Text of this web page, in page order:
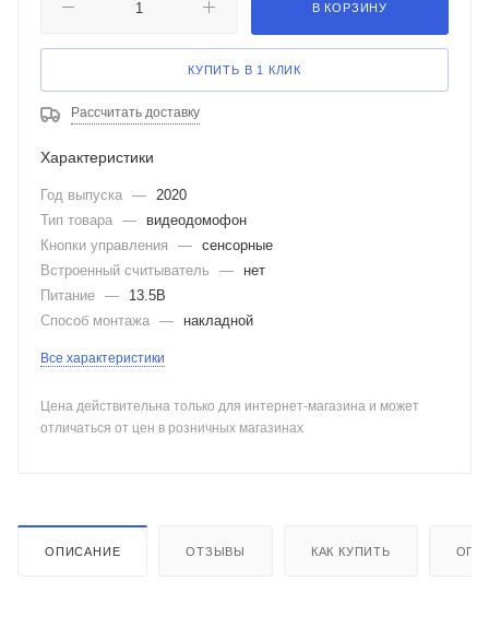
В КОРЗИНУ
КУПИТЬ В 1 КЛИК
Рассчитать доставку
Характеристики
Год выпуска —
2020
Тип товара —
видеодомофон
Кнопки управления
— сенсорные
Встроенный считыватель
—
нет
Питание —
13.5В
Способ монтажа — накладной
Все характеристики
Цена действительна только для интернет-магазина и может
отличаться от цен в розничных магазинах
ОПИСАНИЕ ОТЗЫВЫ КАК КУПИТЬ